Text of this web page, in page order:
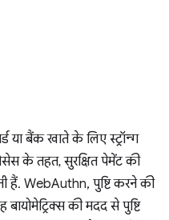
या बैंक खाते के लिए स्ट्रॉन्ग
के तहत, सुरक्षित पेमेंट की
हैं. WebAuthn, पुष्टि करने की
की मदद से पुष्टि